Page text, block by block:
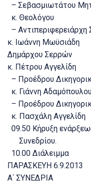
– Σεβασμιωτάτου
κ. Θεολόγου
–
κ. Ιωάννη Μωϋσιάδη
Δημάρχου Σερρών
κ. Πέτρου Αγγελίδη
– Προέδρου
κ. Γιάννη Αδαμόπουλου
– Προέδρου
κ. Πασχάλη Αγγελίδη
09.50 Κήρυξη
Συνεδρίου.
10.00 Διάλειμμα
ΠΑΡΑΣΚΕΥΗ 6.9.2013
Α΄ ΣΥΝΕΔΡΙΑ